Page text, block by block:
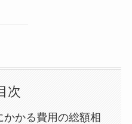
次
かかる費用の総額相